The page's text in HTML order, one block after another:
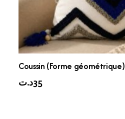
Coussin (Forme géométrique)
35د.ت